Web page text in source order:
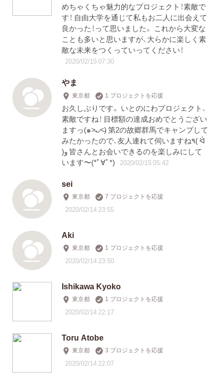
めちゃくちゃ魅力的なプロジェクト！素敵で
す！ 自由大学を通じて私もお二人に出会えて
良かった！って思いました。 これから大変な
ことも多いと思いますが、大らかに楽しく素
敵な未来をつくっていってください！
2020/02/15 07:30
やま
東京都 1 プロジェクトを応援
お久しぶりです。 いとのにわプロジェクト、
素敵ですね！ 目標額の達成おめでとうござい
ますっ(๑˃̵ᴗ˂̵) 第2の故郷群馬でキャンプして
みたかったので、友人連れて伺いますね٩( ᐛ
)و 皆さんとお会いできるのを楽しみにして
います〜(*ﾟ∀ﾟ*)
2020/02/15 05:42
sei
東京都 7 プロジェクトを応援
2020/02/14 23:55
Aki
東京都 1 プロジェクトを応援
2020/02/14 23:50
Ishikawa Kyoko
東京都 1 プロジェクトを応援
2020/02/14 22:17
Toru Atobe
東京都 3 プロジェクトを応援
2020/02/14 22:07